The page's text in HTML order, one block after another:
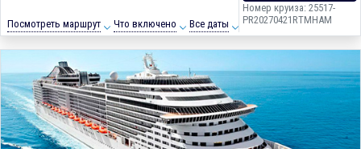
Посмотреть маршрут Что включено Все даты
Номер круиза: 25517-
PR20270421RTMHAM